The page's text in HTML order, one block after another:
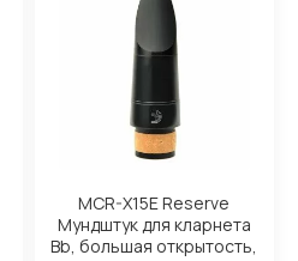
MCR-X15E Reserve
Мундштук для кларнета
Bb, большая открытость,